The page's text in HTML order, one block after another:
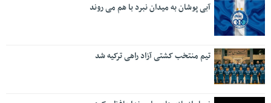
آبی پوشان به میدان نبرد با هم می روند
تیم منتخب کشتی آزاد راهی ترکیه شد